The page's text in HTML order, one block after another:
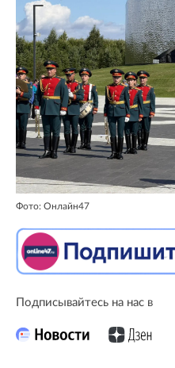
Фото: Онлайн47
Подписывайтесь на нас в